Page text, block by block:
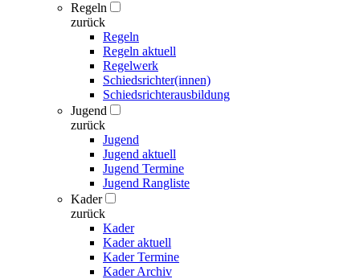
Regeln
zurück
Regeln
Regeln aktuell
Regelwerk
Schiedsrichter(innen)
Schiedsrichterausbildung
Jugend
zurück
Jugend
Jugend aktuell
Jugend Termine
Jugend Rangliste
Kader
zurück
Kader
Kader aktuell
Kader Termine
Kader Archiv